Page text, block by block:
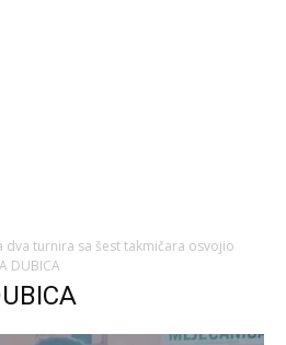
dva turnira sa šest takmičara osvojio
DUBICA